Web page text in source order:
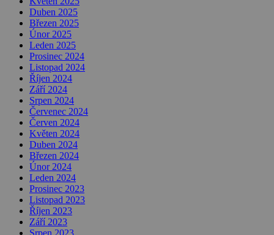
Duben 2025
Březen 2025
Únor 2025
Leden 2025
Prosinec 2024
Listopad 2024
Říjen 2024
Září 2024
Srpen 2024
Červenec 2024
Červen 2024
Květen 2024
Duben 2024
Březen 2024
Únor 2024
Leden 2024
Prosinec 2023
Listopad 2023
Říjen 2023
Září 2023
Srpen 2023